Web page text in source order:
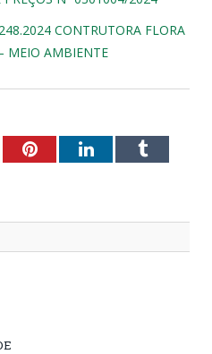
CONTRUTORA FLORA
MEIO AMBIENTE
PinterestLinkedInTumblr